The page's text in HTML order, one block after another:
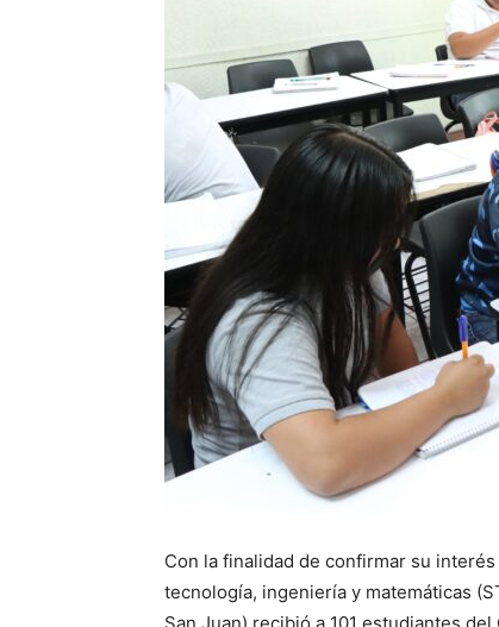
Con la finalidad de confirmar su
tecnología, ingeniería y matemáticas